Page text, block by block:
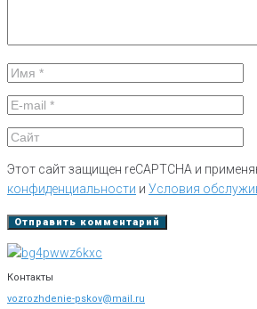
Этот сайт защищен reCAPTCHA и
конфиденциальности и Условия
Контакты
vozrozhdenie-pskov@mail.ru